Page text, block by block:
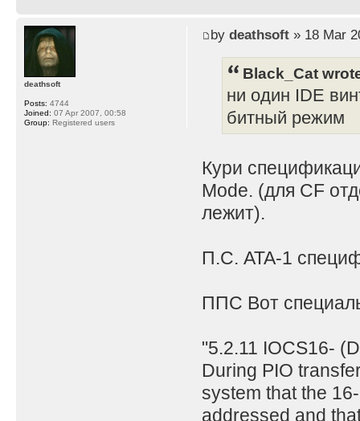
by deathsoft» 18 Mar
Black_Cat
ни один IDE
битный режим
Кури
Mode. (для CF
лежит).
П.С. ATA-1
ППС Вот
"5.2.11 IOCS16-
During PIO
system that the
addressed and
deathsoft
Posts: 4744
Joined: 07 Apr 2007, 00:58
Group: Registered users